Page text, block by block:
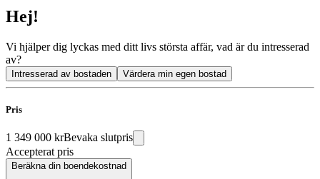
Hej!
Vi hjälper dig lyckas med ditt livs största affär, vad är du intresserad
av?
Intresserad av bostaden Värdera min egen bostad
Pris
1 349 000 krBevaka slutpris
Accepterat pris
Beräkna din boendekostnad